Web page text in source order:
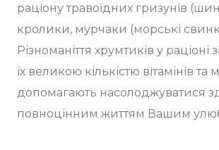
раціону травоїдних гризунів
кролики, мурчаки (морські
Різноманіття хрумтиків у раціоні
їх великою кількістю вітамінів та
допомагають насолоджуватися
повноцінним життям Вашим